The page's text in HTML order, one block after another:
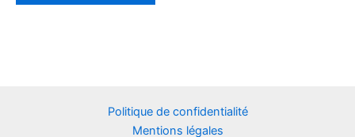
peuvent
être
Politique de confidentialité
Mentions légales